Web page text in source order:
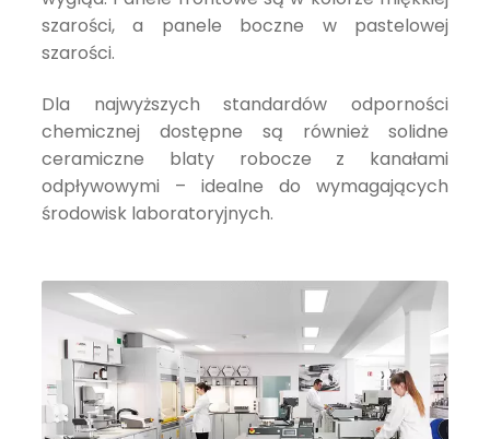
szarości, a panele boczne w pastelowej
szarości.
Dla najwyższych standardów odporności
chemicznej dostępne są również solidne
ceramiczne blaty robocze z kanałami
odpływowymi – idealne do wymagających
środowisk laboratoryjnych.